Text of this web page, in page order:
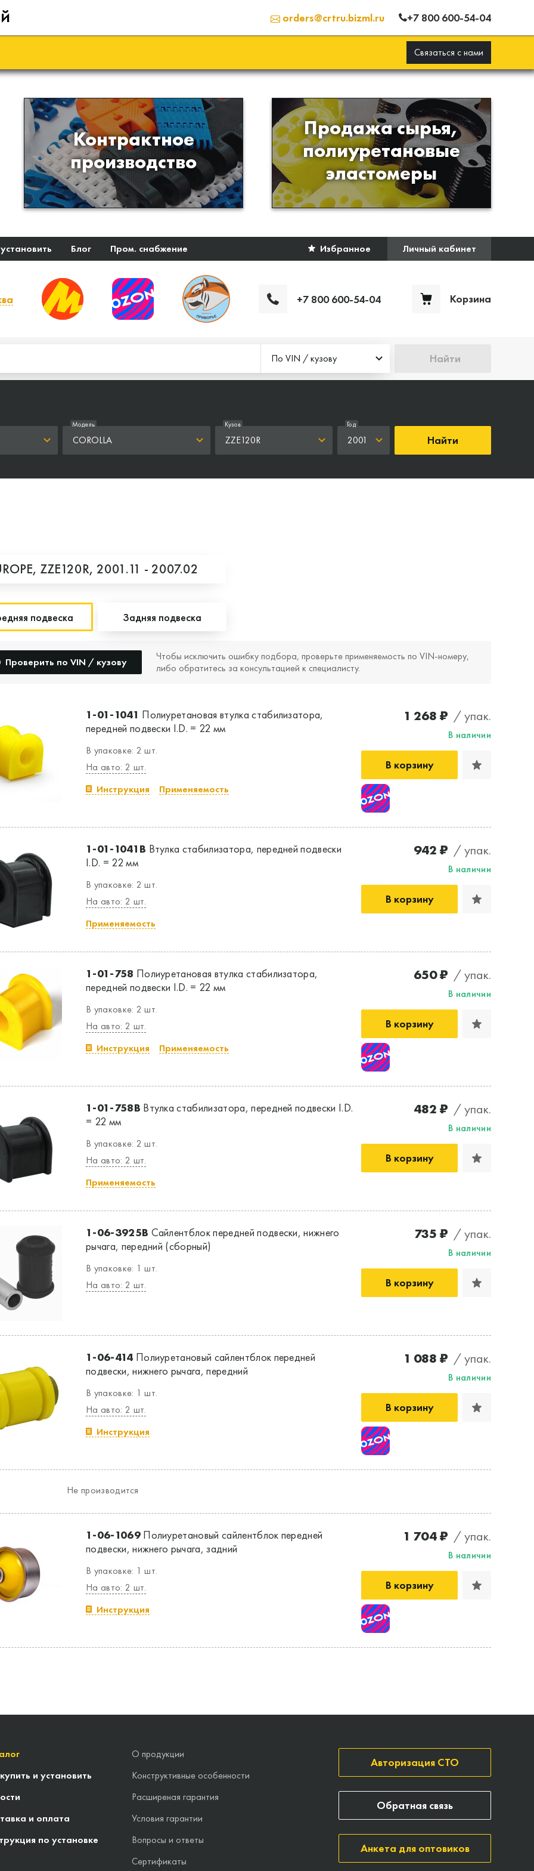
orders@crtru.bizml.ru +7 800 600-54-04
Связаться с нами
Контрактное
производство
Производство изделий из
пластиков и полимеров по
образцам либо чертежам
заказчика
Продажа сырья,
полиуретановые
эластомеры
Продажа сырья для
производства изделий из
полиуретана
Блог Пром. снабжение Избранное Личный кабинет
+7 800 600-54-04 Корзина
По VIN / кузову Найти
COROLLA
Модель
ZZE120R
Кузов
2001
Год
Найти
ZZE120R, 2001.11 - 2007.02
подвеска Задняя подвеска
Проверить по VIN / кузову
Чтобы исключить ошибку подбора, проверьте применяемость по VIN‑номеру,
либо обратитесь за консультацией к специалисту.
1-01-1041 Полиуретановая втулка стабилизатора,
передней подвески I.D. = 22 мм
В упаковке: 2 шт.
На авто: 2 шт.
Инструкция
Применяемость
1 268 ₽ / упак.
В наличии
В корзину
1-01-1041B Втулка стабилизатора, передней подвески
I.D. = 22 мм
В упаковке: 2 шт.
На авто: 2 шт.
Применяемость
942 ₽ / упак.
В наличии
В корзину
1-01-758 Полиуретановая втулка стабилизатора,
передней подвески I.D. = 22 мм
В упаковке: 2 шт.
На авто: 2 шт.
Инструкция
Применяемость
650 ₽ / упак.
В наличии
В корзину
1-01-758B Втулка стабилизатора, передней подвески I.D.
= 22 мм
В упаковке: 2 шт.
На авто: 2 шт.
Применяемость
482 ₽ / упак.
В наличии
В корзину
1-06-3925B Сайлентблок передней подвески, нижнего
рычага, передний (сборный)
В упаковке: 1 шт.
На авто: 2 шт.
735 ₽ / упак.
В наличии
В корзину
1-06-414 Полиуретановый сайлентблок передней
подвески, нижнего рычага, передний
В упаковке: 1 шт.
На авто: 2 шт.
Инструкция
1 088 ₽ / упак.
В наличии
В корзину
Не производится
1-06-1069Полиуретановый сайлентблок передней
подвески, нижнего рычага, задний
В упаковке: 1 шт.
На авто: 2 шт.
Инструкция
1 704 ₽ / упак.
В наличии
В корзину
и установить
и оплата
по установке
О продукции
Конструктивные особенности
Расширеная гарантия
Условия гарантии
Вопросы и ответы
Сертификаты
Авторизация СТО
Анкета для оптовиков
Обратная связь